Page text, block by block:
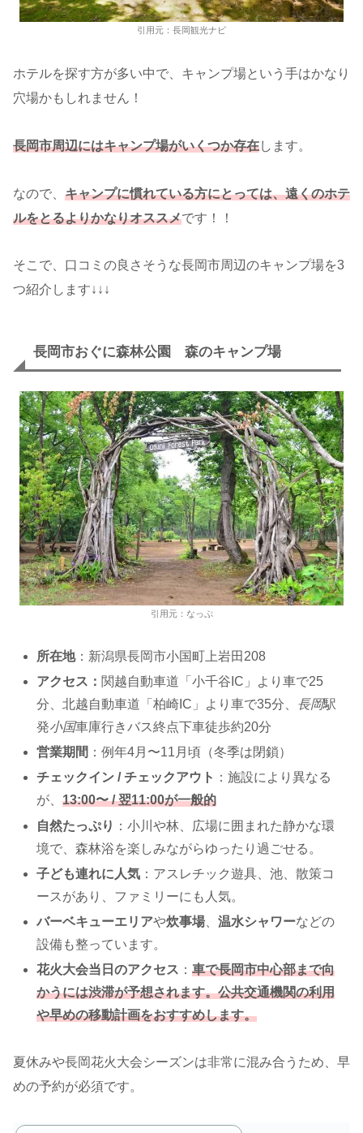
引用元：長岡観光ナビ
ホテルを探す方が多い中で、キャンプ場という手はかなり
穴場かもしれません！
長岡市周辺にはキャンプ場がいくつか存在します。
なので、 キャンプに慣れている方にとっては、遠くのホテ
ルをとるよりかなりオススメです！！
そこで、口コミの良さそうな長岡市周辺のキャンプ場を3
つ紹介します↓↓↓
長岡市おぐに森林公園 森のキャンプ場
引用元：なっぷ
所在地：新潟県長岡市小国町上岩田208
アクセス： 関越自動車道「小千谷IC」より車で25
分、北越自動車道「柏崎IC」より車で35分、 長岡駅
発小国車庫行きバス終点下車徒歩約20分
営業期間 ：例年4月〜11月頃（冬季は閉鎖）
チェックイン / チェックアウト ：施設により異なる
が、13:00〜 / 翌11:00が一般的
自然たっぷり ：小川や林、広場に囲まれた静かな環
境で、森林浴を楽しみながらゆったり過ごせる。
子ども連れに人気 ：アスレチック遊具、池、散策コ
ースがあり、ファミリーにも人気。
バーベキューエリアや炊事場 、温水シャワーなどの
設備も整っています。
花火大会当日のアクセス ：車で長岡市中心部まで向
かうには渋滞が予想されます。公共交通機関の利用
や早めの移動計画をおすすめします。
夏休みや長岡花火大会シーズンは非常に混み合うため、早
めの予約が必須です。